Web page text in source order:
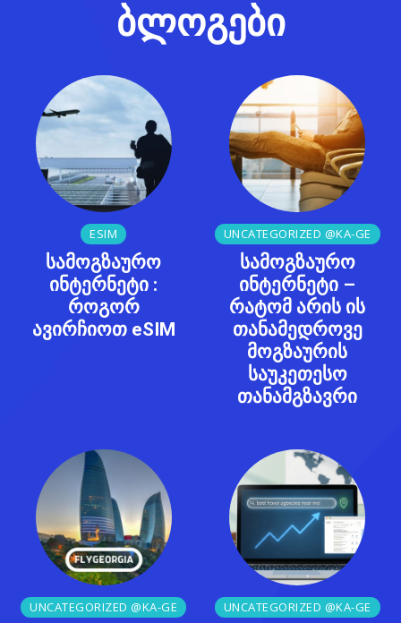
ბლოგები
ESIM
სამოგზაურო
ინტერნეტი :
როგორ
ავირჩიოთ eSIM
UNCATEGORIZED @KA-GE
სამოგზაურო
ინტერნეტი –
რატომ არის ის
თანამედროვე
მოგზაურის
საუკეთესო
თანამგზავრი
UNCATEGORIZED @KA-GE UNCATEGORIZED @KA-GE